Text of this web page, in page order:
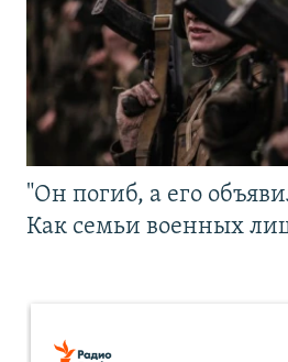
"Он погиб, а его
Как семьи военных